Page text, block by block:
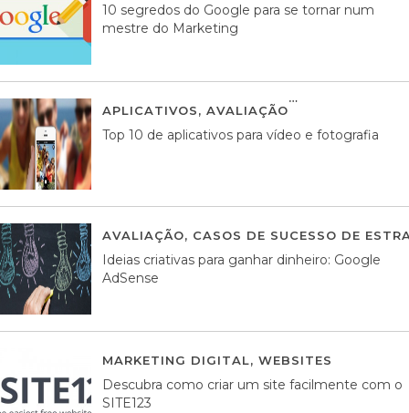
10 segredos do Google para se tornar num
mestre do Marketing
APLICATIVOS, AVALIAÇÃO
Top 10 de aplicativos para vídeo e fotografia
AVALIAÇÃO, CASOS DE SUCESSO DE
Ideias criativas para ganhar dinheiro: Google
AdSense
MARKETING DIGITAL, WEBSITES
Descubra como criar um site facilmente com o
SITE123